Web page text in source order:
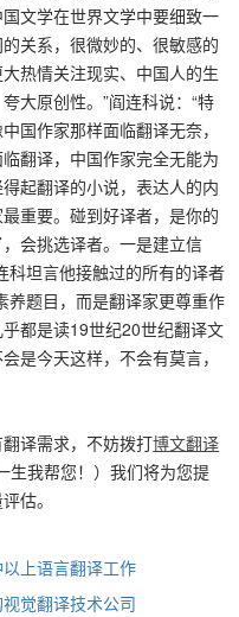
文学在世界文学中要细致一
关系，很微妙的、很敏感的
热情关注现实、中国人的生
大原创性。”阎连科说：“特
国作家那样面临翻译无奈，
翻译，中国作家完全无能为
起翻译的小说，表达人的内
重要。碰到好译者，是你的
会挑选译者。一是建立信
科坦言他接触过的所有的译者
养题目，而是翻译家更尊重作
都是读19世纪20世纪翻译文
是今天这样，不会有莫言，
翻译需求，不妨拨打博文翻译
生我帮您！）我们将为您提
估。
上语言翻译工作
觉翻译技术公司